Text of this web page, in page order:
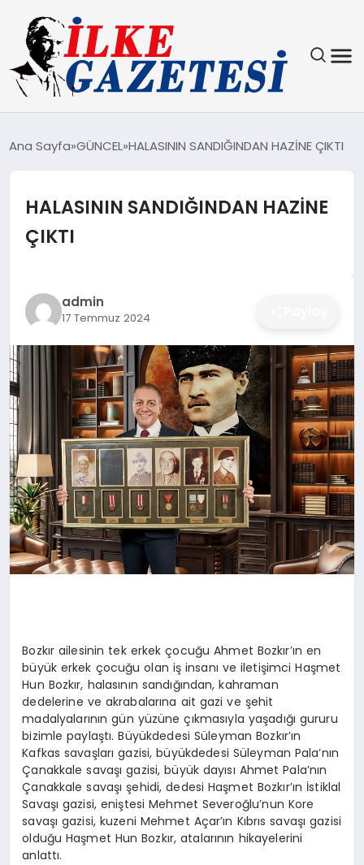
TEKNOLOJI
SPOR
MAGAZIN
EKONOMI
SIYASET
EĞITIM
Ana Sayfa GÜNCEL HALASININ SANDIĞINDAN HAZİNE ÇIKTI
HALASININ SANDIĞINDAN HAZİNE
ÇIKTI
admin
17 Temmuz 2024
Bozkır ailesinin tek erkek çocuğu Ahmet Bozkır’ın en
büyük erkek çocuğu olan iş insanı ve iletişimci Haşmet
Hun Bozkır, halasının sandığından, kahraman
dedelerine ve akrabalarına ait gazi ve şehit
madalyalarının gün yüzüne çıkmasıyla yaşadığı gururu
bizimle paylaştı. Büyükdedesi Süleyman Bozkır’ın
Kafkas savaşları gazisi, büyükdedesi Süleyman Pala’nın
Çanakkale savaşı gazisi, büyük dayısı Ahmet Pala’nın
Çanakkale savaşı şehidi, dedesi Haşmet Bozkır’ın İstiklal
Savaşı gazisi, eniştesi Mehmet Severoğlu’nun Kore
savaşı gazisi, kuzeni Mehmet Açar’ın Kıbrıs savaşı gazisi
olduğu Haşmet Hun Bozkır, atalarının hikayelerini
anlattı.